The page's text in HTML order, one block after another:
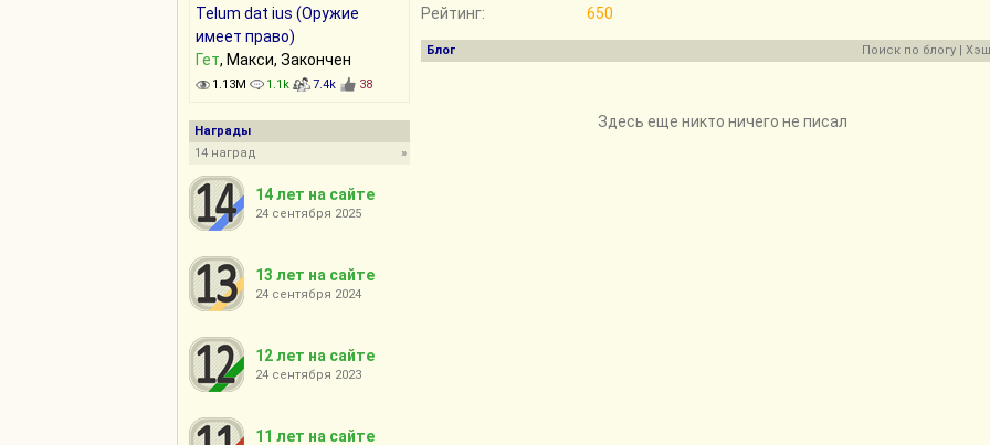
Telum dat ius (Оружие
имеет право)
Гет, Макси, Закончен
1.13M 1.1k 7.4k 38
Награды
14 наград
»
14 лет на сайте
24 сентября 2025
13 лет на сайте
24 сентября 2024
12 лет на сайте
24 сентября 2023
11 лет на сайте
Рейтинг:
650
Блог Поиск по блогу |
Здесь еще никто ничего не писал